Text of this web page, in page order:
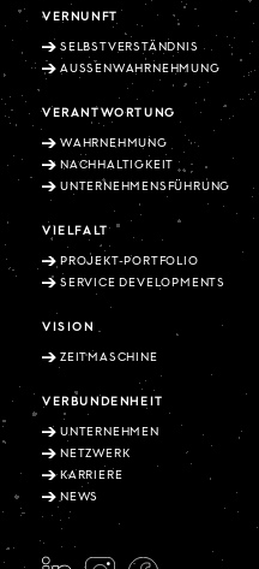
VERNUNFT
SELBSTVERSTÄNDNIS
AUSSENWAHRNEHMUNG
VERANTWORTUNG
WAHRNEHMUNG
NACHHALTIGKEIT
UNTERNEHMENSFÜHRUNG
VIELFALT
PROJEKT-PORTFOLIO
SERVICE DEVELOPMENTS
VISION
ZEITMASCHINE
VERBUNDENHEIT
UNTERNEHMEN
NETZWERK
KARRIERE
NEWS